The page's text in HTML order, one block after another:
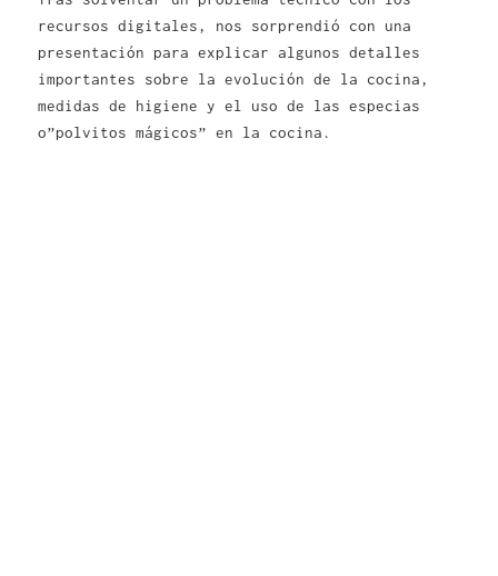
recursos digitales, nos sorprendió con una
presentación para explicar algunos detalles
importantes sobre la evolución de la cocina,
medidas de higiene y el uso de las especias
o”polvitos mágicos” en la cocina.